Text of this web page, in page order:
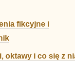
fikcyjne i
oktawy i co się z